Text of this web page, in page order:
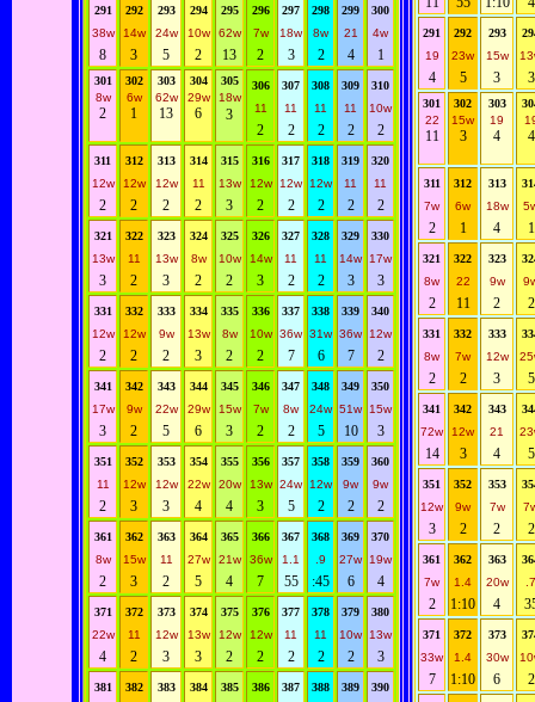
291
38w
8
292
14w
3
293
24w
5
294
10w
2
295
62w
13
296
7w
2
297
18w
3
298
8w
2
299
21
4
300
4w
1
301
8w
2
302
6w
1
303
62w
13
304
29w
6
305
18w
3
306
11
2
307
11
2
308
11
2
309
11
2
310
10w
2
311
12w
2
312
12w
2
313
12w
2
314
11
2
315
13w
3
316
12w
2
317
12w
2
318
12w
2
319
11
2
320
11
2
321
13w
3
322
11
2
323
13w
3
324
8w
2
325
10w
2
326
14w
3
327
11
2
328
11
2
329
14w
3
330
17w
3
331
12w
2
332
12w
2
333
9w
2
334
13w
3
335
8w
2
336
10w
2
337
36w
7
338
31w
6
339
36w
7
340
12w
2
341
17w
3
342
9w
2
343
22w
5
344
29w
6
345
15w
3
346
7w
2
347
8w
2
348
24w
5
349
51w
10
350
15w
3
351
11
2
352
12w
3
353
12w
3
354
22w
4
355
20w
4
356
13w
3
357
24w
5
358
12w
2
359
9w
2
360
9w
2
361
8w
2
362
15w
3
363
11
2
364
27w
5
365
21w
4
366
36w
7
367
1.1
55
368
.9
:45
369
27w
6
370
19w
4
371
22w
4
372
11
2
373
12w
3
374
13w
3
375
12w
2
376
12w
2
377
11
2
378
11
2
379
10w
2
380
13w
3
381
382
383
384
385
386
387
388
389
390
291
19
4
292
23w
5
293
15w
3 3
301
22
11
302
15w
3
303
19
4 4
311
7w
2
312
6w
1
313
18w
4 1
321
8w
2
322
22
11
323
9w
2 2
331
8w
2
332
7w
2
333
12w
3 5
341
72w
14
342
12w
3
343
21
4 5
351
12w
3
352
9w
2
353
7w
2 2
361
7w
2
362
1.4
1:10
363
20w
4
.7
371
33w
7
372
1.4
1:10
373
30w
6 2